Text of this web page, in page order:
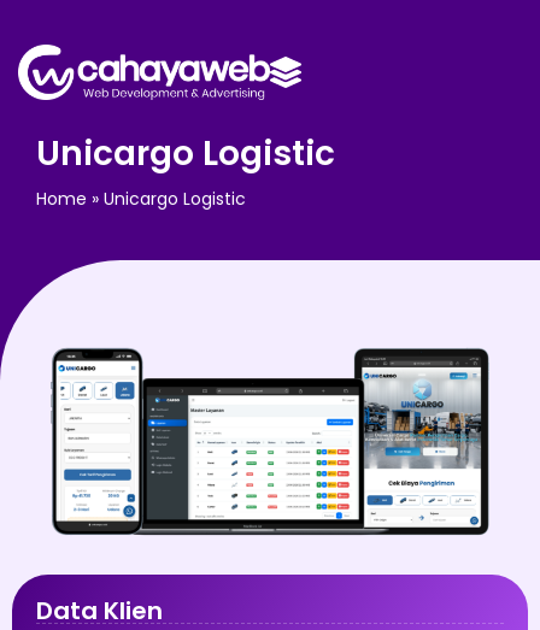
Unicargo Logistic
Home » Unicargo Logistic
Data Klien